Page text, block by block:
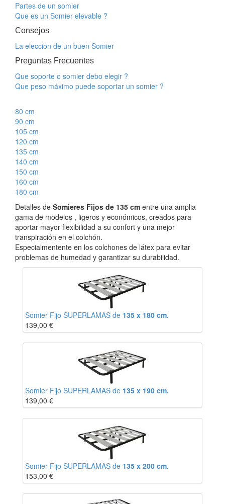
Partes de un somier
Que es un Somier elevable ?
Consejos
La eleccion de un buen Somier
Preguntas Frecuentes
Que soporte o somier debo elegir ?
Que peso máximo puede soportar un somier ?
80 cm
90 cm
105 cm
120 cm
135 cm
140 cm
150 cm
160 cm
180 cm
Detalles de Somieres Fijos de 135 cm entre una amplia
gama de modelos , ligeros y económicos, creados para
aportar mayor flexibilidad a su confort y una mejor
transpiración en el colchón.
Especialmentente en los colchones de látex para evitar
problemas de humedad y garantizar su durabilidad.
Somier Fijo SUPERLAMAS de 135 x 180 cm.
139,00 €
Somier Fijo SUPERLAMAS de 135 x 190 cm.
139,00 €
Somier Fijo SUPERLAMAS de 135 x 200 cm.
153,00 €